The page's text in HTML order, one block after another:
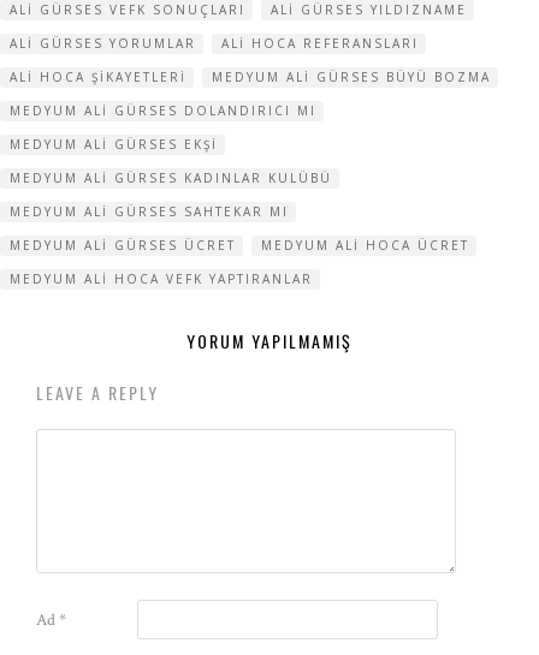
ALI GÜRSES VEFK SONUÇLARI
ALI GÜRSES YILDIZNAME
ALI GÜRSES YORUMLAR
ALI HOCA REFERANSLARI
ALI HOCA ŞIKAYETLERI
MEDYUM ALI GÜRSES BÜYÜ BOZMA
MEDYUM ALI GÜRSES DOLANDIRICI MI
MEDYUM ALI GÜRSES EKŞI
MEDYUM ALI GÜRSES KADINLAR KULÜBÜ
MEDYUM ALI GÜRSES SAHTEKAR MI
MEDYUM ALI GÜRSES ÜCRET
MEDYUM ALI HOCA ÜCRET
MEDYUM ALI HOCA VEFK YAPTIRANLAR
YORUM YAPILMAMIŞ
LEAVE A REPLY
Ad*